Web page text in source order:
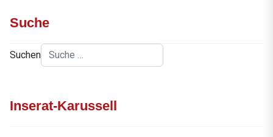
Suche
Suchen
Inserat-Karussell